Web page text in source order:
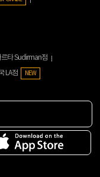
르타 Sudirman점
LA점 NEW